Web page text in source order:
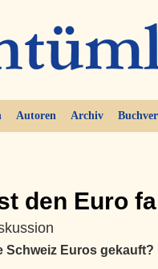
Autoren Archiv
den Euro
Schweiz Euros gekauft?